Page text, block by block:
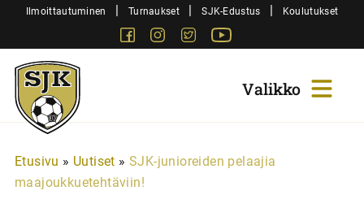
SiirryIlmoittautuminen | Turnaukset | SJK-Edustus | Koulutukset
FacebookInstagram
Twitter
Sjk-
Juniorit
Etusivu » Uutiset » SJK-junioreiden pelaajia
maajoukkuetehtäviin!